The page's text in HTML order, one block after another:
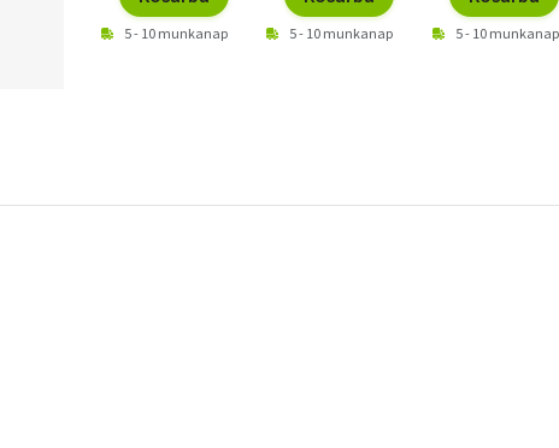
5 - 10 munkanap 5 - 10 munkanap 5 - 10 munkanap